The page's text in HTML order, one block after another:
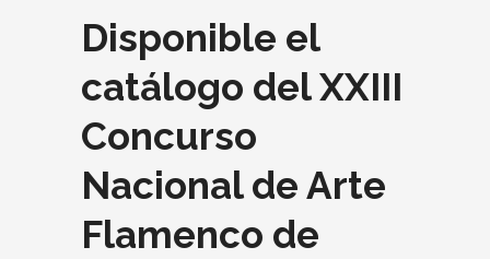
Disponible el
catálogo del XXIII
Concurso
Nacional de Arte
Flamenco de